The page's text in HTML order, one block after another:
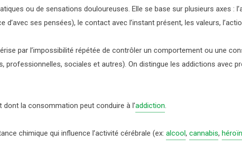
ou de sensations douloureuses. Elle se base sur plusieurs axes :
d’avec ses pensées), le contact avec l’instant présent, les valeurs,
par l’impossibilité répétée de contrôler un comportement ou une
professionnelles, sociales et autres). On distingue les addictions avec
dont la consommation peut conduire à l’addiction
chimique qui influence l’activité cérébrale (ex: alcool, cannabis,